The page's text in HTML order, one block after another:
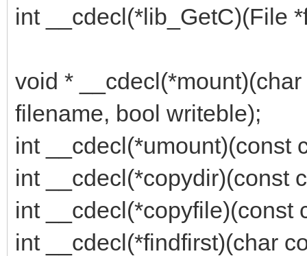
int __cdecl(*lib_GetC)(File
void *
filename, bool writeble);
int __cdecl(*umount)(const
int __cdecl(*copydir)(const
int __cdecl(*copyfile)(const
int __cdecl(*findfirst)(char